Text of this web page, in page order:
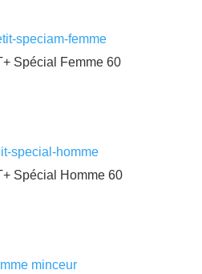
Spécial Femme 60
Spécial Homme 60